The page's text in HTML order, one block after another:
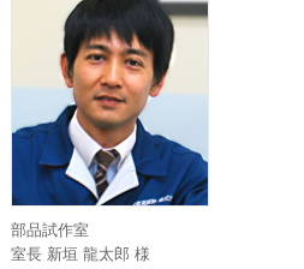
部品試作室
室長 新垣 龍太郎 様